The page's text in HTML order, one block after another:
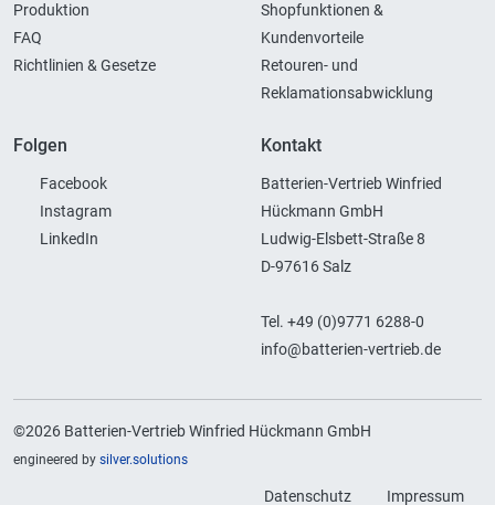
Produktion
FAQ
Richtlinien & Gesetze
Shopfunktionen &
Kundenvorteile
Retouren- und
Reklamationsabwicklung
Folgen
Facebook
Instagram
LinkedIn
Kontakt
Batterien-Vertrieb Winfried
Hückmann GmbH
Ludwig-Elsbett-Straße 8
D-97616 Salz
Tel. +49 (0)9771 6288-0
info@batterien-vertrieb.de
©2026 Batterien-Vertrieb Winfried Hückmann GmbH
engineered by silver.solutions
Datenschutz Impressum